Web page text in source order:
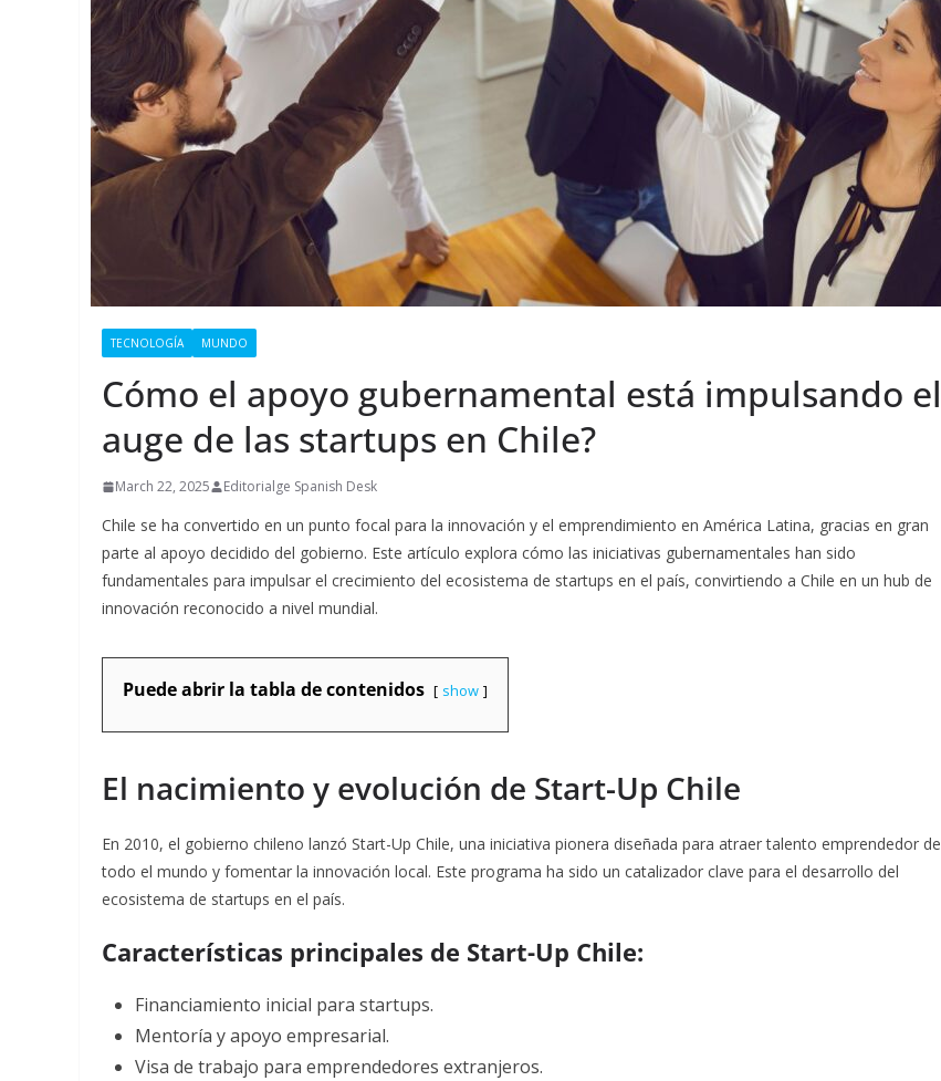
TECNOLOGÍA MUNDO
Cómo el apoyo gubernamental está impulsando el
auge de las startups en Chile?
March 22, 2025 Editorialge Spanish Desk
Chile se ha convertido en un punto focal para la innovación y el emprendimiento en América Latina, gracias en gran
parte al apoyo decidido del gobierno. Este artículo explora cómo las iniciativas gubernamentales han sido
fundamentales para impulsar el crecimiento del ecosistema de startups en el país, convirtiendo a Chile en un hub de
innovación reconocido a nivel mundial.
Puede abrir la tabla de contenidos show
El nacimiento y evolución de Start-Up Chile
En 2010, el gobierno chileno lanzó Start-Up Chile, una iniciativa pionera diseñada para atraer talento emprendedor de
todo el mundo y fomentar la innovación local. Este programa ha sido un catalizador clave para el desarrollo del
ecosistema de startups en el país.
Características principales de Start-Up Chile:
Financiamiento inicial para startups.
Mentoría y apoyo empresarial.
Visa de trabajo para emprendedores extranjeros.